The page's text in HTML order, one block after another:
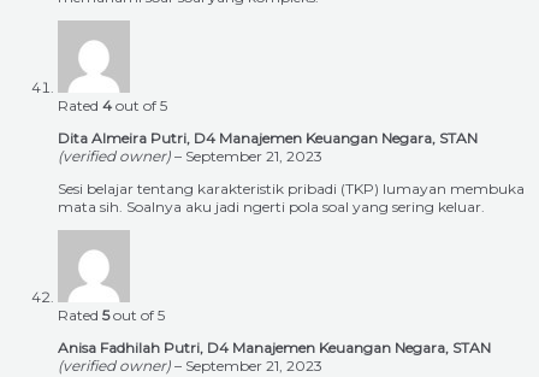
Rated 4 out of 5
Dita Almeira Putri, D4 Manajemen Keuangan Negara, STAN
(verified owner) – September 21, 2023
Sesi belajar tentang karakteristik pribadi (TKP) lumayan membuka
mata sih. Soalnya aku jadi ngerti pola soal yang sering keluar.
Rated 5out of 5
Anisa Fadhilah Putri, D4 Manajemen Keuangan Negara, STAN
(verified owner) – September 21, 2023